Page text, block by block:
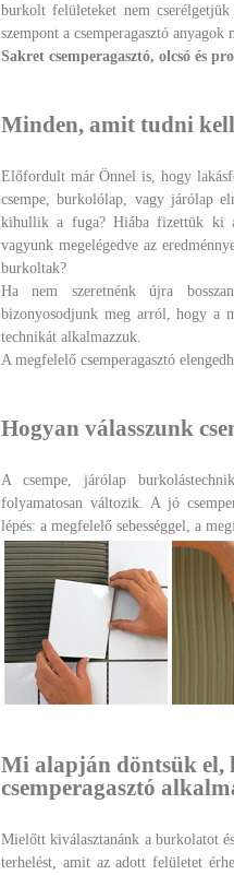
burkolt felületeket nem
szempont a csemperagasztó anyagok
Sakret csemperagasztó, olcsó és
Minden, amit tudni
Előfordult már Önnel is, hogy
csempe, burkolólap, vagy járólap
kihullik a fuga? Hiába fizettük ki a
vagyunk megelégedve az
burkoltak?
Ha nem szeretnénk újra
bizonyosodjunk meg arról, hogy a
technikát alkalmazzuk.
A megfelelő csemperagasztó
Hogyan válasszunk
A csempe, járólap
folyamatosan változik. A jó
lépés: a megfelelő sebességgel, a
Mi alapján döntsük el,
csemperagasztó
Mielőtt kiválasztanánk a burkolatot
terhelést, amit az adott felületet